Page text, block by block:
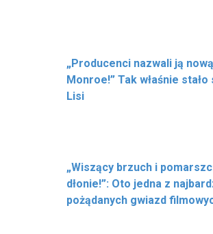
„Producenci nazwali ją
Monroe!” Tak właśnie stało
Lisi
„Wiszący brzuch i
dłonie!”: Oto jedna z
pożądanych gwiazd